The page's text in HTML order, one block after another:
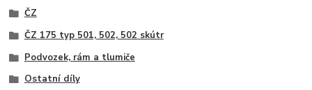
ČZ
ČZ 175 typ 501, 502, 502 skútr
Podvozek, rám a tlumiče
Ostatní díly